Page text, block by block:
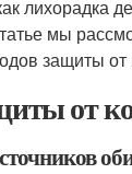
лихорадка
мы
защиты от
от